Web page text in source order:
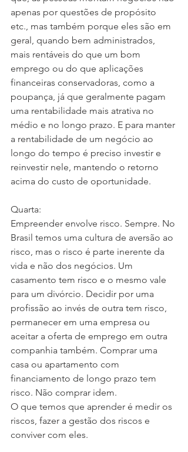
apenas por questões de propósito
etc., mas também porque eles são em
geral, quando bem administrados,
mais rentáveis do que um bom
emprego ou do que aplicações
financeiras conservadoras, como a
poupança, já que geralmente pagam
uma rentabilidade mais atrativa no
médio e no longo prazo. E para manter
a rentabilidade de um negócio ao
longo do tempo é preciso investir e
reinvestir nele, mantendo o retorno
acima do custo de oportunidade.
Quarta:
Empreender envolve risco. Sempre. No
Brasil temos uma cultura de aversão ao
risco, mas o risco é parte inerente da
vida e não dos negócios. Um
casamento tem risco e o mesmo vale
para um divórcio. Decidir por uma
profissão ao invés de outra tem risco,
permanecer em uma empresa ou
aceitar a oferta de emprego em outra
companhia também. Comprar uma
casa ou apartamento com
financiamento de longo prazo tem
risco. Não comprar idem.
O que temos que aprender é medir os
riscos, fazer a gestão dos riscos e
conviver com eles.